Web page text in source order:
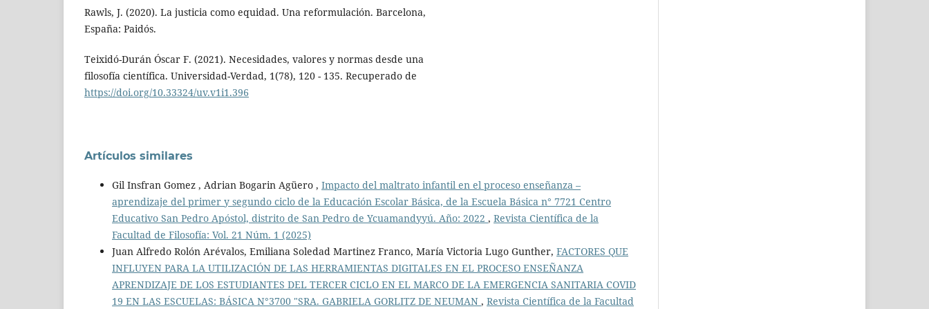
Rawls, J. (2020). La justicia como equidad. Una reformulación. Barcelona,
España: Paidós.
Teixidó-Durán Óscar F. (2021). Necesidades, valores y normas desde una
filosofía científica. Universidad-Verdad, 1(78), 120 - 135. Recuperado de
https://doi.org/10.33324/uv.v1i1.396
Artículos similares
Gil Insfran Gomez , Adrian Bogarin Agüero , Impacto del maltrato infantil en el proceso enseñanza –
aprendizaje del primer y segundo ciclo de la Educación Escolar Básica, de la Escuela Básica n° 7721 Centro
Educativo San Pedro Apóstol, distrito de San Pedro de Ycuamandyyú. Año: 2022 , Revista Científica de la
Facultad de Filosofía: Vol. 21 Núm. 1 (2025)
Juan Alfredo Rolón Arévalos, Emiliana Soledad Martinez Franco, María Victoria Lugo Gunther, FACTORES QUE
INFLUYEN PARA LA UTILIZACIÓN DE LAS HERRAMIENTAS DIGITALES EN EL PROCESO ENSEÑANZA
APRENDIZAJE DE LOS ESTUDIANTES DEL TERCER CICLO EN EL MARCO DE LA EMERGENCIA SANITARIA COVID
19 EN LAS ESCUELAS: BÁSICA N°3700 "SRA. GABRIELA GORLITZ DE NEUMAN , Revista Científica de la Facultad